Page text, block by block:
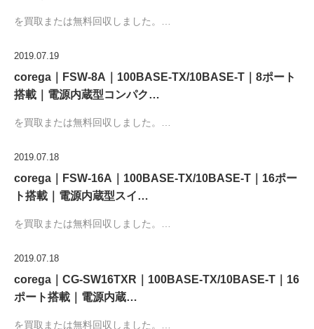
を買取または無料回収しました。…
2019.07.19
corega｜FSW-8A｜100BASE-TX/10BASE-T｜8ポート
搭載｜電源内蔵型コンパク…
を買取または無料回収しました。…
2019.07.18
corega｜FSW-16A｜100BASE-TX/10BASE-T｜16ポー
ト搭載｜電源内蔵型スイ…
を買取または無料回収しました。…
2019.07.18
corega｜CG-SW16TXR｜100BASE-TX/10BASE-T｜16
ポート搭載｜電源内蔵…
を買取または無料回収しました。…